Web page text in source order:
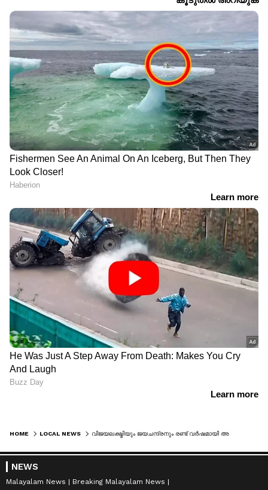
HOME LOCAL NEWS
NEWS
Malayalam News
Breaking Malayalam News